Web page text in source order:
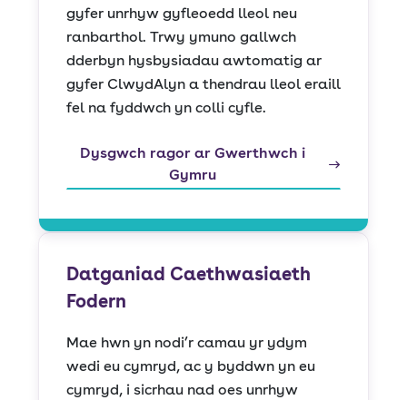
gyfer unrhyw gyfleoedd lleol neu
ranbarthol. Trwy ymuno gallwch
dderbyn hysbysiadau awtomatig ar
gyfer ClwydAlyn a thendrau lleol eraill
fel na fyddwch yn colli cyfle.
Dysgwch ragor ar Gwerthwch i
Gymru
Datganiad Caethwasiaeth
Fodern
Mae hwn yn nodi’r camau yr ydym
wedi eu cymryd, ac y byddwn yn eu
cymryd, i sicrhau nad oes unrhyw